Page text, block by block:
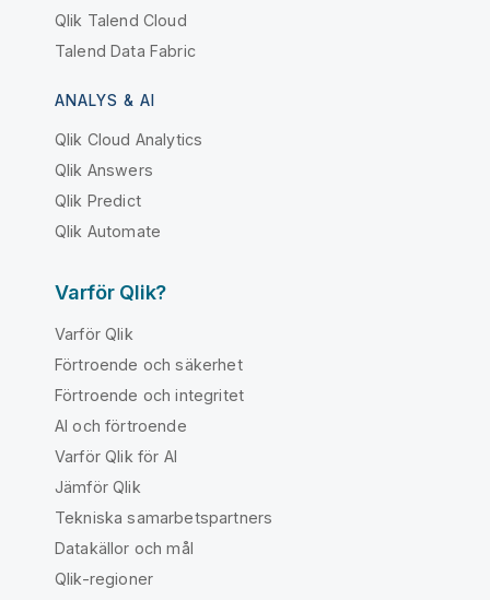
Qlik Talend Cloud
Talend Data Fabric
ANALYS & AI
Qlik Cloud Analytics
Qlik Answers
Qlik Predict
Qlik Automate
Varför Qlik?
Varför Qlik
Förtroende och säkerhet
Förtroende och integritet
AI och förtroende
Varför Qlik för AI
Jämför Qlik
Tekniska samarbetspartners
Datakällor och mål
Qlik-regioner